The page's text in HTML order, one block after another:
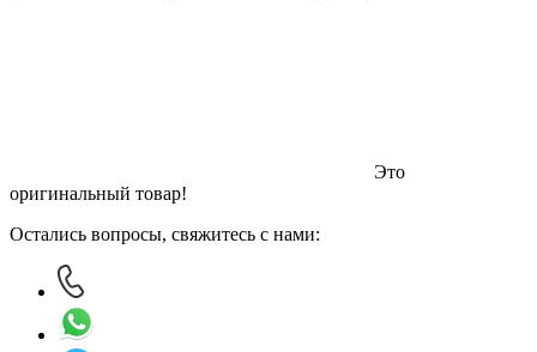
Это
оригинальный товар!
Остались вопросы, свяжитесь с нами: